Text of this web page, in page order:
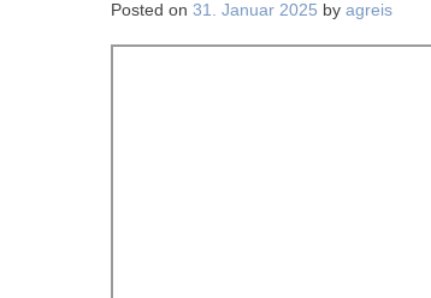
Posted on 31. Januar 2025 by agreis